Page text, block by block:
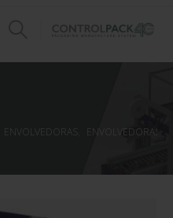
ENVOLVEDORAS ENVOLVEDORAS